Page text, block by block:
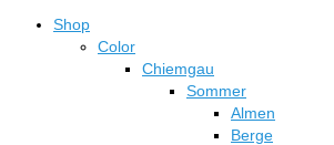
Shop
Color
Chiemgau
Sommer
Almen
Berge